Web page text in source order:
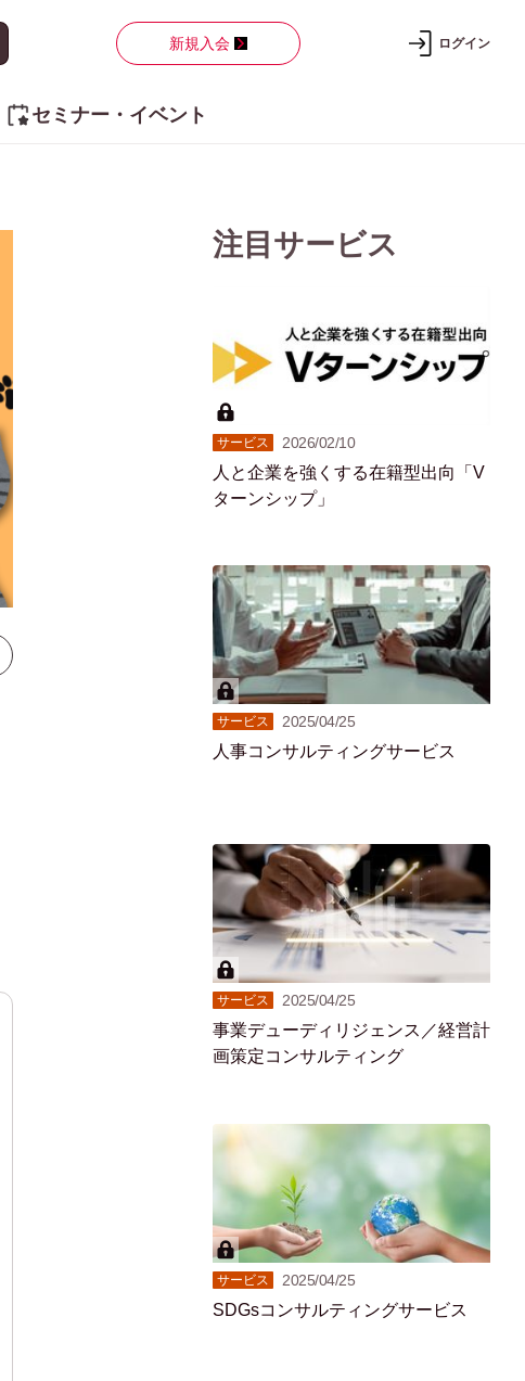
新規入会 ログイン
セミナー・イベント
注目サービス
サービス 2026/02/10
人と企業を強くする在籍型出向「V
ターンシップ」
サービス 2025/04/25
人事コンサルティングサービス
サービス 2025/04/25
事業デューディリジェンス／経営計
画策定コンサルティング
サービス 2025/04/25
SDGsコンサルティングサービス